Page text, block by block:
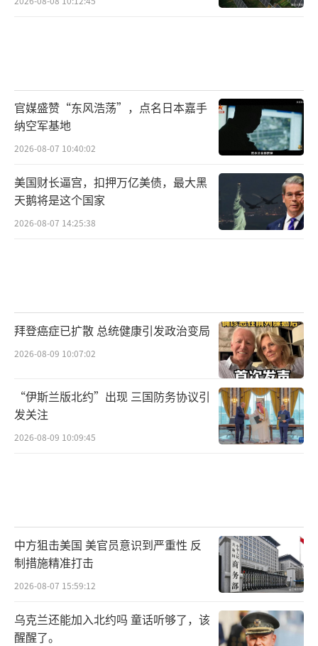
官媒盛赞“东风浩荡”，点名日本嘉手
纳空军基地
2026-08-07 10:40:02
美国财长逼宫，扣押万亿美债，最大黑
天鹅将是这个国家
2026-08-07 14:25:38
拜登癌症已扩散 总统健康引发政治变局
2026-08-09 10:07:02
“伊斯兰版北约”出现 三国防务协议引
发关注
2026-08-09 10:09:45
中方狙击美国 美官员意识到严重性 反
制措施精准打击
2026-08-07 15:59:12
乌克兰还能加入北约吗 童话听够了，该
醒醒了。